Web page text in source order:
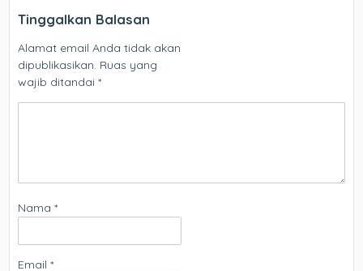
Tinggalkan Balasan
Alamat email Anda tidak akan
dipublikasikan. Ruas yang
wajib ditandai*
Nama*
Email*